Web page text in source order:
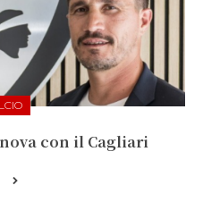
con il Cagliari